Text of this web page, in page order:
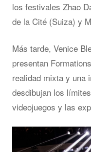
los festivales Zhao
de la Cité (Suiza) y
Más tarde, Venice
presentan
realidad mixta y una
desdibujan los
videojuegos y las